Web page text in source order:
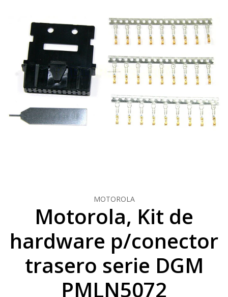
MOTOROLA
Motorola, Kit de
hardware p/conector
trasero serie DGM
PMLN5072